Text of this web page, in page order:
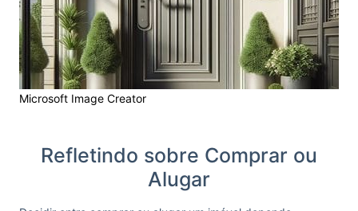
Microsoft Image Creator
Refletindo sobre Comprar ou
Alugar